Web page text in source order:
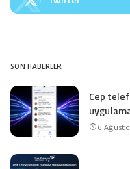
SON HABERLER
Cep
6